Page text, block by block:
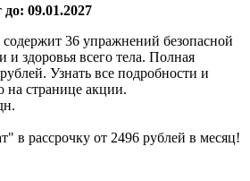
09.01.2027
36 упражнений безопасной
и здоровья всего тела. Полная
Узнать все подробности и
на странице акции.
в рассрочку от 2496 рублей в месяц!